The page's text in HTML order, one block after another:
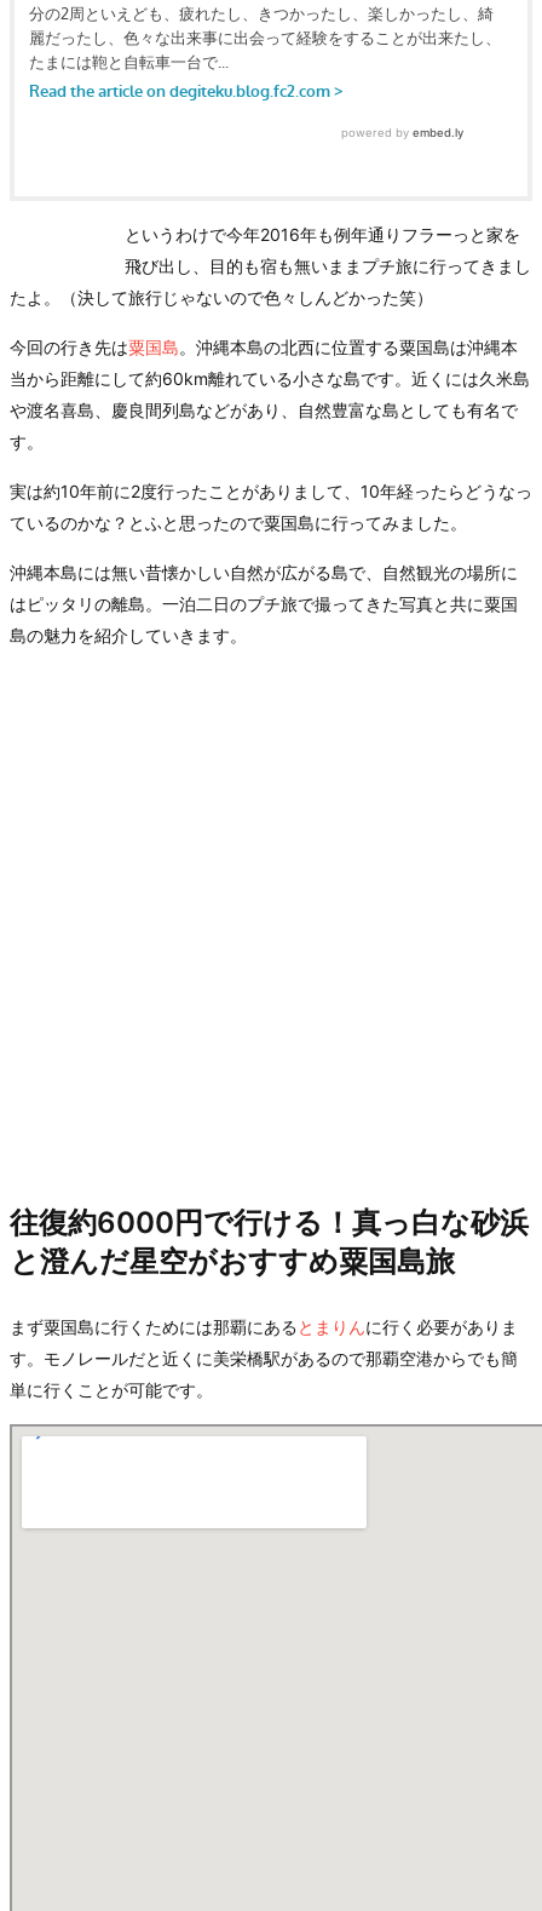
というわけで今年2016年も例年通りフラーっと家を
飛び出し、目的も宿も無いままプチ旅に行ってきまし
たよ。（決して旅行じゃないので色々しんどかった笑）
今回の行き先は粟国島。沖縄本島の北西に位置する粟国島は沖縄本
当から距離にして約60km離れている小さな島です。近くには久米島
や渡名喜島、慶良間列島などがあり、自然豊富な島としても有名で
す。
実は約10年前に2度行ったことがありまして、10年経ったらどうなっ
ているのかな？とふと思ったので粟国島に行ってみました。
沖縄本島には無い昔懐かしい自然が広がる島で、自然観光の場所に
はピッタリの離島。一泊二日のプチ旅で撮ってきた写真と共に粟国
島の魅力を紹介していきます。
往復約6000円で行ける！真っ白な砂浜
と澄んだ星空がおすすめ粟国島旅
まず粟国島に行くためには那覇にあるとまりんに行く必要がありま
す。モノレールだと近くに美栄橋駅があるので那覇空港からでも簡
単に行くことが可能です。